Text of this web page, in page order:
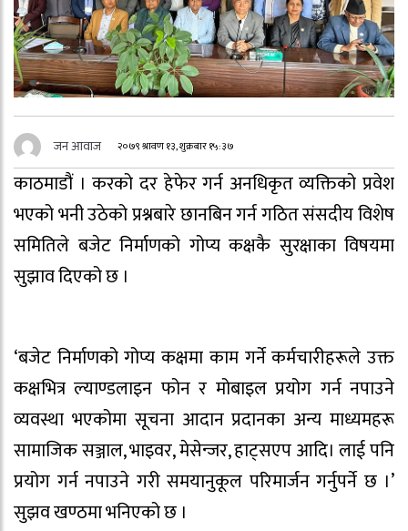
जन आवाज २०७९ श्रावण १३, शुक्रबार १५:३७
काठमाडौं । करको दर हेफेर गर्न अनधिकृत व्यक्तिको प्रवेश
भएको भनी उठेको प्रश्नबारे छानबिन गर्न गठित संसदीय विशेष
समितिले बजेट निर्माणको गोप्य कक्षकै सुरक्षाका विषयमा
सुझाव दिएको छ ।
‘बजेट निर्माणको गोप्य कक्षमा काम गर्ने कर्मचारीहरूले उक्त
कक्षभित्र ल्याण्डलाइन फोन र मोबाइल प्रयोग गर्न नपाउने
व्यवस्था भएकोमा सूचना आदान प्रदानका अन्य माध्यमहरू
सामाजिक सञ्जाल, भाइवर, मेसेन्जर, हाट्सएप आदि। लाई पनि
प्रयोग गर्न नपाउने गरी समयानुकूल परिमार्जन गर्नुपर्ने छ ।’
सुझव खण्ठमा भनिएको छ ।